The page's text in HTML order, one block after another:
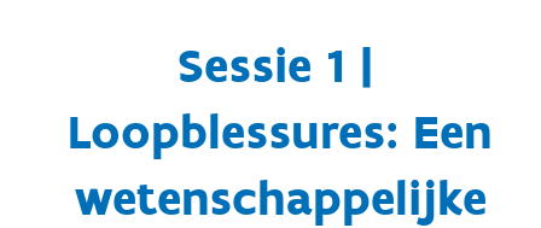
Sessie 1 |
Loopblessures: Een
wetenschappelijke